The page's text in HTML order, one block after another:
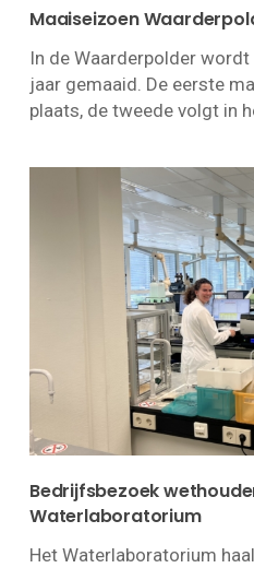
Maaiseizoen
In de Waarderpolder
jaar gemaaid. De eerste
plaats, de tweede volgt in
Bedrijfsbezoek
Waterlaboratorium
Het Waterlaboratorium